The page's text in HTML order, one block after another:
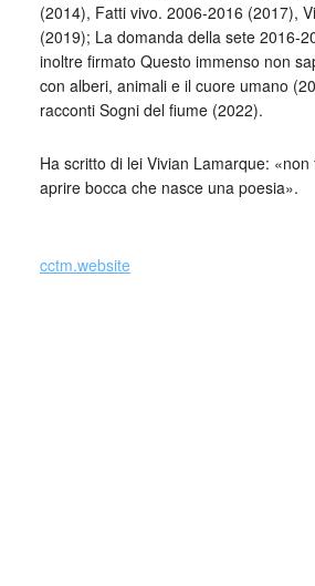
(2014), Fatti vivo. 2006-2016 (2017),
(2019); La domanda della sete 2016-
inoltre firmato Questo immenso non
con alberi, animali e il cuore umano
racconti Sogni del fiume (2022).
Ha scritto di lei Vivian Lamarque:
aprire bocca che nasce una poesia».
cctm.website